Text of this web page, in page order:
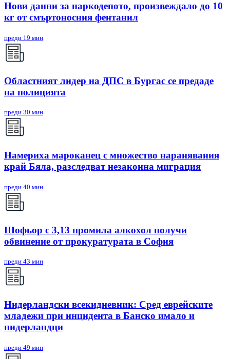
Нови данни за наркодепото, произвеждало до 10
кг от смъртоносния фентанил
преди 19 мин
Областният лидер на ДПС в Бургас се предаде
на полицията
преди 30 мин
Намериха мароканец с множество наранявания
край Бяла, разследват незаконна миграция
преди 40 мин
Шофьор с 3,13 промила алкохол получи
обвинение от прокуратурата в София
преди 43 мин
Нидерландски всекидневник: Сред еврейските
младежи при инцидента в Банско имало и
нидерландци
преди 49 мин